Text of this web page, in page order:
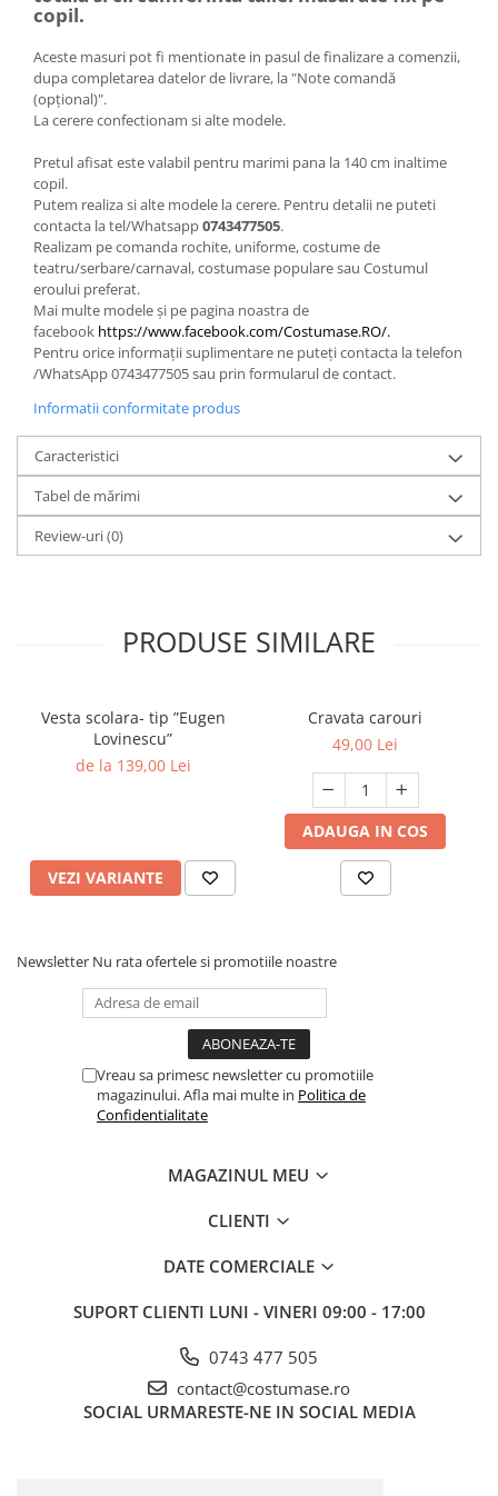
copil.
Aceste masuri pot fi mentionate in pasul de finalizare a comenzii,
dupa completarea datelor de livrare, la "Note comandă
(opțional)".
La cerere confectionam si alte modele.
Pretul afisat este valabil pentru marimi pana la 140 cm inaltime
copil.
Putem realiza si alte modele la cerere. Pentru detalii ne puteti
contacta la tel/Whatsapp0743477505.
Realizam pe comanda rochite, uniforme, costume de
teatru/serbare/carnaval, costumase populare sau Costumul
eroului preferat.
Mai multe modele și pe pagina noastra de
facebook https://www.facebook.com/Costumase.RO/.
Pentru orice informații suplimentare ne puteți contacta la telefon
/WhatsApp 0743477505 sau prin formularul de contact.
Informatii conformitate produs
Caracteristici
Tabel de mărimi
Review-uri(0)
PRODUSE SIMILARE
Vesta scolara- tip ”Eugen
Lovinescu”
de la 139,00 Lei
VEZI VARIANTE
Cravata carouri
49,00 Lei
ADAUGA IN COS
Newsletter Nu rata ofertele si promotiile noastre
Vreau sa primesc newsletter cu promotiile
magazinului. Afla mai multe in Politica de
Confidentialitate
MAGAZINUL MEU
CLIENTI
DATE COMERCIALE
SUPORT CLIENTI LUNI - VINERI 09:00 - 17:00
0743 477 505
contact@costumase.ro
SOCIAL URMARESTE-NE IN SOCIAL MEDIA